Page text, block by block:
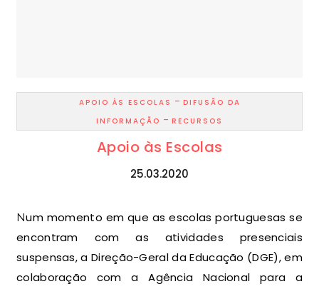
APOIO ÀS ESCOLAS - DIFUSÃO DA
INFORMAÇÃO - RECURSOS
Apoio às Escolas
25.03.2020
Num momento em que as escolas portuguesas se
encontram com as atividades presenciais
suspensas, a Direção-Geral da Educação (DGE), em
colaboração com a Agência Nacional para a